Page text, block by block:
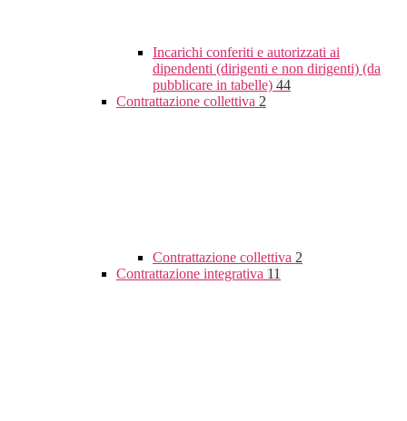
Incarichi conferiti e autorizzati ai
dipendenti (dirigenti e non dirigenti) (da
pubblicare in tabelle) 44
Contrattazione collettiva 2
Contrattazione collettiva 2
Contrattazione integrativa 11